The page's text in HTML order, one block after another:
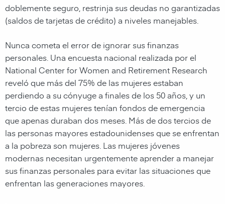
doblemente seguro, restrinja sus deudas no garantizadas
(saldos de tarjetas de crédito) a niveles manejables.
Nunca cometa el error de ignorar sus finanzas
personales. Una encuesta nacional realizada por el
National Center for Women and Retirement Research
reveló que más del 75% de las mujeres estaban
perdiendo a su cónyuge a finales de los 50 años, y un
tercio de estas mujeres tenían fondos de emergencia
que apenas duraban dos meses. Más de dos tercios de
las personas mayores estadounidenses que se enfrentan
a la pobreza son mujeres. Las mujeres jóvenes
modernas necesitan urgentemente aprender a manejar
sus finanzas personales para evitar las situaciones que
enfrentan las generaciones mayores.